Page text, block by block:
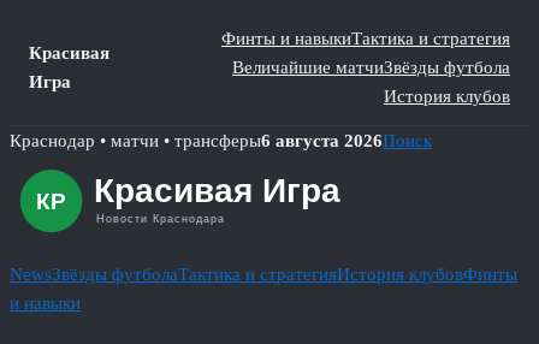
Красивая
Игра
Финты и навыкиТактика и стратегия
Величайшие матчиЗвёзды футбола
История клубов
Skip
content
Краснодар • матчи • трансферы6 августа 2026Поиск
NewsЗвёзды футболаТактика и стратегияИстория клубовФинты
и навыки